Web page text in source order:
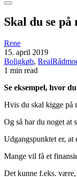
Skal du se på
Rene
15. april 2019
Boligkøb,
1 min read
Se eksempel, hvor
Hvis du skal kigge på
Og så har du noget at
Udgangspunktet er,
Mange vil få et
Det kunne f.eks. være,